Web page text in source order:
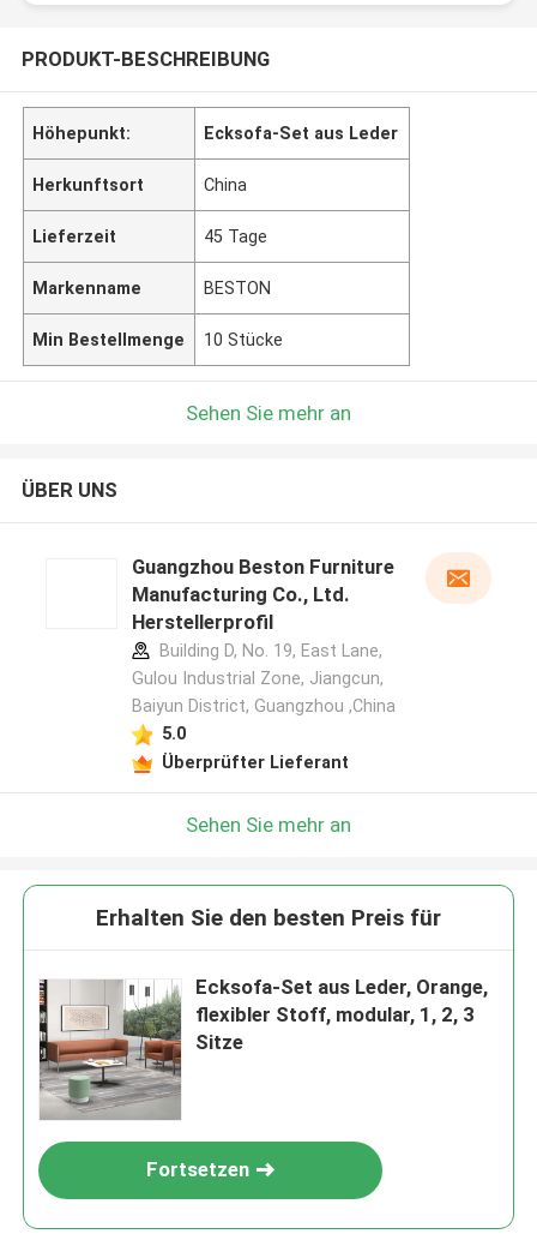
PRODUKT-BESCHREIBUNG
Höhepunkt: Ecksofa-Set aus Leder
Herkunftsort China
Lieferzeit 45 Tage
Markenname BESTON
Min Bestellmenge 10 Stücke
Sehen Sie mehr an
ÜBER UNS
Guangzhou Beston Furniture
Manufacturing Co., Ltd.
Herstellerprofil
Building D, No. 19, East Lane,
Gulou Industrial Zone, Jiangcun,
Baiyun District, Guangzhou ,China
5.0
Überprüfter Lieferant
Sehen Sie mehr an
Erhalten Sie den besten Preis für
Ecksofa-Set aus Leder, Orange,
flexibler Stoff, modular, 1, 2, 3
Sitze
Fortsetzen